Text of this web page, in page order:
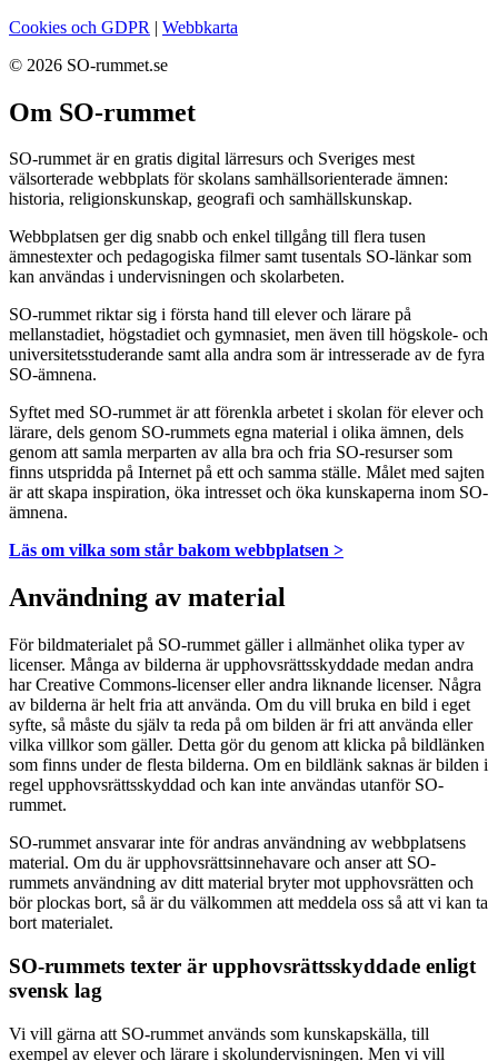
Cookies och GDPR | Webbkarta
© 2026 SO-rummet.se
Om SO-rummet
SO-rummet är en gratis digital lärresurs och Sveriges mest
välsorterade webbplats för skolans samhällsorienterade ämnen:
historia, religionskunskap, geografi och samhällskunskap.
Webbplatsen ger dig snabb och enkel tillgång till flera tusen
ämnestexter och pedagogiska filmer samt tusentals SO-länkar som
kan användas i undervisningen och skolarbeten.
SO-rummet riktar sig i första hand till elever och lärare på
mellanstadiet, högstadiet och gymnasiet, men även till högskole- och
universitetsstuderande samt alla andra som är intresserade av de fyra
SO-ämnena.
Syftet med SO-rummet är att förenkla arbetet i skolan för elever och
lärare, dels genom SO-rummets egna material i olika ämnen, dels
genom att samla merparten av alla bra och fria SO-resurser som
finns utspridda på Internet på ett och samma ställe. Målet med sajten
är att skapa inspiration, öka intresset och öka kunskaperna inom SO-
ämnena.
Läs om vilka som står bakom webbplatsen >
Användning av material
För bildmaterialet på SO-rummet gäller i allmänhet olika typer av
licenser. Många av bilderna är upphovsrättsskyddade medan andra
har Creative Commons-licenser eller andra liknande licenser. Några
av bilderna är helt fria att använda. Om du vill bruka en bild i eget
syfte, så måste du själv ta reda på om bilden är fri att använda eller
vilka villkor som gäller. Detta gör du genom att klicka på bildlänken
som finns under de flesta bilderna. Om en bildlänk saknas är bilden i
regel upphovsrättsskyddad och kan inte användas utanför SO-
rummet.
SO-rummet ansvarar inte för andras användning av webbplatsens
material. Om du är upphovsrättsinnehavare och anser att SO-
rummets användning av ditt material bryter mot upphovsrätten och
bör plockas bort, så är du välkommen att meddela oss så att vi kan ta
bort materialet.
SO-rummets texter är upphovsrättsskyddade enligt
svensk lag
Vi vill gärna att SO-rummet används som kunskapskälla, till
exempel av elever och lärare i skolundervisningen. Men vi vill